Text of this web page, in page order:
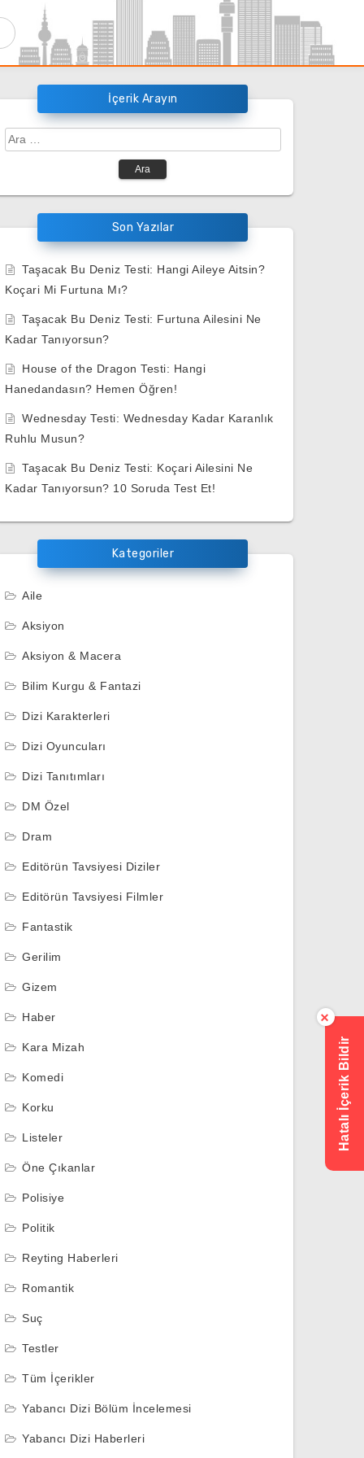
İçerik Arayın
Arama:
Son Yazılar
Taşacak Bu Deniz Testi: Hangi Aileye Aitsin?
Koçari Mi Furtuna Mı?
Taşacak Bu Deniz Testi: Furtuna Ailesini Ne
Kadar Tanıyorsun?
House of the Dragon Testi: Hangi
Hanedandasın? Hemen Öğren!
Wednesday Testi: Wednesday Kadar Karanlık
Ruhlu Musun?
Taşacak Bu Deniz Testi: Koçari Ailesini Ne
Kadar Tanıyorsun? 10 Soruda Test Et!
Kategoriler
Aile
Aksiyon
Aksiyon & Macera
Bilim Kurgu & Fantazi
Dizi Karakterleri
Dizi Oyuncuları
Dizi Tanıtımları
DM Özel
Dram
Editörün Tavsiyesi Diziler
Editörün Tavsiyesi Filmler
Fantastik
Gerilim
Gizem
Haber
Kara Mizah
Komedi
Korku
Listeler
Öne Çıkanlar
Polisiye
Politik
Reyting Haberleri
Romantik
Suç
Testler
Tüm İçerikler
Yabancı Dizi Bölüm İncelemesi
Yabancı Dizi Haberleri
Hatalı İçerik Bildir
×